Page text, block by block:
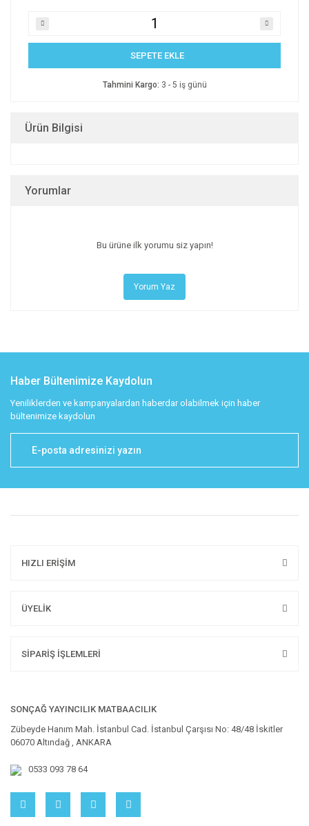
SEPETE EKLE
Tahmini Kargo: 3 - 5 iş günü
Ürün Bilgisi
Yorumlar
Bu ürüne ilk yorumu siz yapın!
Yorum Yaz
Haber Bültenimize Kaydolun
Yeniliklerden ve kampanyalardan haberdar olabilmek için haber
bültenimize kaydolun
HIZLI ERİŞİM
ÜYELİK
SİPARİŞ İŞLEMLERİ
SONÇAĞ YAYINCILIK MATBAACILIK
Zübeyde Hanım Mah. İstanbul Cad. İstanbul Çarşısı No: 48/48 İskitler
06070 Altındağ , ANKARA
0533 093 78 64